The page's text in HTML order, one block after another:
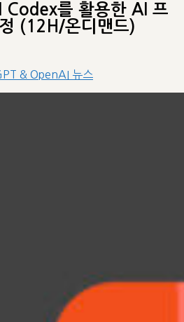
Codex를 활용한 AI 프
(12H/온디맨드)
& OpenAI 뉴스